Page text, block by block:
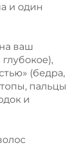
и один
ваш
(бедра,
пальцы
и